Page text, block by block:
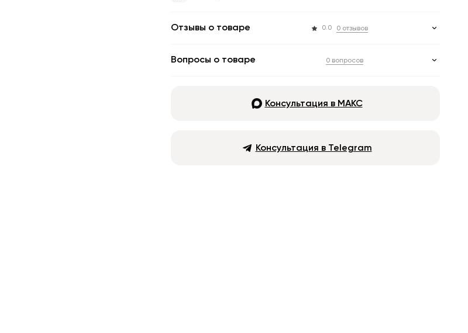
Отзывы о товаре 0.0 0 отзывов
Вопросы о товаре 0 вопросов
Консультация в МАКС
Консультация в Telegram